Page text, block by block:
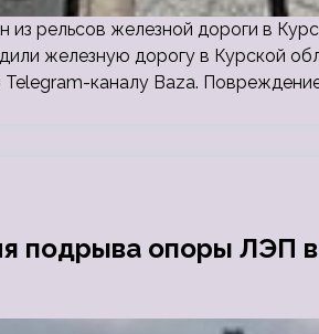
из рельсов железной дороги в
железную дорогу в Курской
каналу Baza.
подрыва опоры ЛЭП